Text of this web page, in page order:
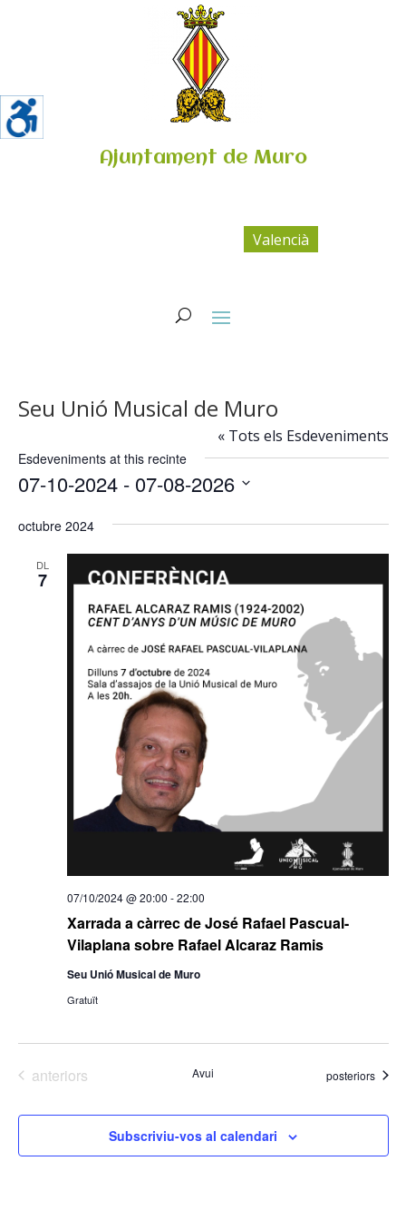
Ajuntament de Muro
Valencià
Seu Unió Musical de Muro
« Tots els Esdeveniments
Esdeveniments at this recinte
07-10-2024 - 07-08-2026
una
data.
octubre 2024
DL
7
Xarrada a càrrec de José Rafael Pascual-
Vilaplana sobre Rafael Alcaraz Ramis
07/10/2024 @ 20:00 -22:00
Seu Unió Musical de Muro
Gratuït
Esdeveniments
anteriors Avui Esdeveniments
posteriors
Subscriviu-vos al calendari